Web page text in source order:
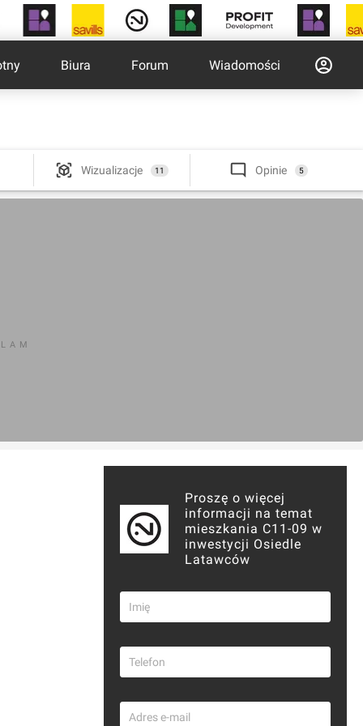
Biura Forum Wiadomości
Wizualizacje 11 Opinie 5
Proszę o więcej
informacji na temat
mieszkania C11-09 w
inwestycji Osiedle
Latawców